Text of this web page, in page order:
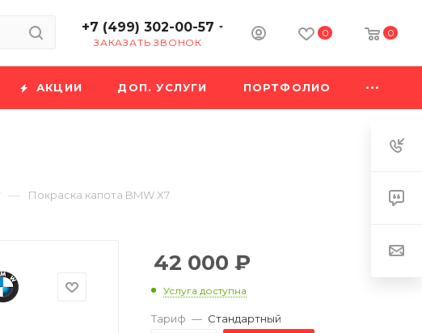
+7 (499) 302-00-57
ЗАКАЗАТЬ ЗВОНОК
0 0
АКЦИИ ДОП. УСЛУГИ ПОРТФОЛИО
— Покраска капота BMW X7
42 000 ₽
Услуга доступна
Тариф — Стандартный